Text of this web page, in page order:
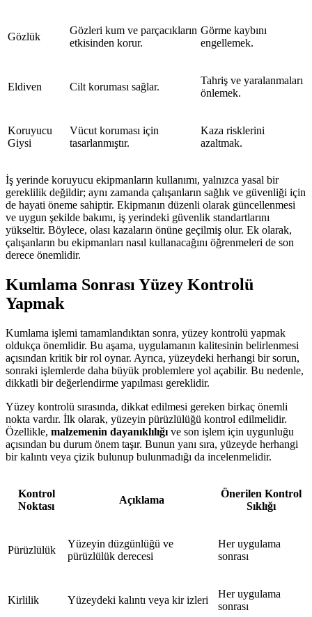
Gözlük
Gözleri kum ve parçacıkların
etkisinden korur.
Görme kaybını
engellemek.
Eldiven Cilt koruması sağlar.
Tahriş ve yaralanmaları
önlemek.
Koruyucu
Giysi
Vücut koruması için
tasarlanmıştır.
Kaza risklerini
azaltmak.
İş yerinde koruyucu ekipmanların kullanımı, yalnızca yasal bir
gereklilik değildir; aynı zamanda çalışanların sağlık ve güvenliği için
de hayati öneme sahiptir. Ekipmanın düzenli olarak güncellenmesi
ve uygun şekilde bakımı, iş yerindeki güvenlik standartlarını
yükseltir. Böylece, olası kazaların önüne geçilmiş olur. Ek olarak,
çalışanların bu ekipmanları nasıl kullanacağını öğrenmeleri de son
derece önemlidir.
Kumlama Sonrası Yüzey Kontrolü
Yapmak
Kumlama işlemi tamamlandıktan sonra, yüzey kontrolü yapmak
oldukça önemlidir. Bu aşama, uygulamanın kalitesinin belirlenmesi
açısından kritik bir rol oynar. Ayrıca, yüzeydeki herhangi bir sorun,
sonraki işlemlerde daha büyük problemlere yol açabilir. Bu nedenle,
dikkatli bir değerlendirme yapılması gereklidir.
Yüzey kontrolü sırasında, dikkat edilmesi gereken birkaç önemli
nokta vardır. İlk olarak, yüzeyin pürüzlülüğü kontrol edilmelidir.
Özellikle, malzemenin dayanıklılığı ve son işlem için uygunluğu
açısından bu durum önem taşır. Bunun yanı sıra, yüzeyde herhangi
bir kalıntı veya çizik bulunup bulunmadığı da incelenmelidir.
Kontrol
Noktası
Açıklama
Önerilen Kontrol
Sıklığı
Pürüzlülük
Yüzeyin düzgünlüğü ve
pürüzlülük derecesi
Her uygulama
sonrası
Kirlilik Yüzeydeki kalıntı veya kir izleri
Her uygulama
sonrası